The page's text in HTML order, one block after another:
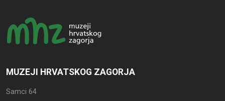
MUZEJI HRVATSKOG ZAGORJA
Samci 64